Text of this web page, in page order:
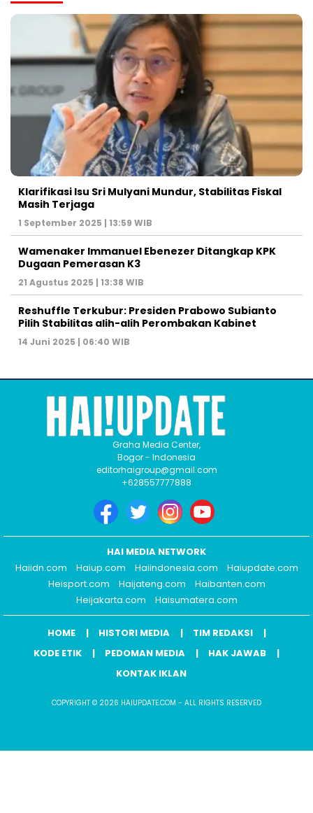
Klarifikasi Isu Sri Mulyani Mundur, Stabilitas Fiskal
Masih Terjaga
1 September 2025 | 13:59 WIB
Wamenaker Immanuel Ebenezer Ditangkap KPK
Dugaan Pemerasan K3
21 Agustus 2025 | 13:38 WIB
Reshuffle Terkubur: Presiden Prabowo Subianto
Pilih Stabilitas alih-alih Perombakan Kabinet
14 Juni 2025 | 06:40 WIB
Graha Media Center,
Bogor - Indonesia
editorhaigroup@gmail.com
+628557777888
HAI MEDIA NETWORK
Haiidn.com
Haiup.com Haiindonesia.com
Haiupdate.com
Heisport.com
Haijateng.com
Haibanten.com
Heijakarta.com
Haisumatera.com
HOME HISTORI MEDIA
TIM REDAKSI
KODE ETIK
PEDOMAN MEDIA
HAK JAWAB
KONTAK IKLAN
COPYRIGHT © 2026 HAIUPDATE.COM - ALL RIGHTS RESERVED